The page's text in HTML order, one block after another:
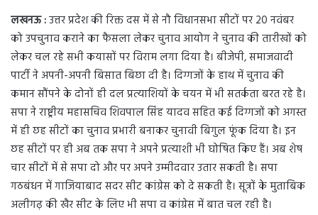
लखनऊ :उत्तर प्रदेश की रिक्त दस में से नौ विधानसभा सीटों पर 20 नवंबर
को उपचुनाव कराने का फैसला लेकर चुनाव आयोग ने चुनाव की तारीखों को
लेकर चल रहे सभी कयासों पर विराम लगा दिया है। बीजेपी, समाजवादी
पार्टी ने अपनी-अपनी बिसात बिछा दी है। दिग्गजों के हाथ में चुनाव की
कमान सौंपने के दोनों ही दल प्रत्याशियों के चयन में भी सतर्कता बरत रहे है।
सपा ने राष्ट्रीय महासचिव शिवपाल सिंह यादव सहित कई दिग्गजों को अगस्त
में ही छह सीटों का चुनाव प्रभारी बनाकर चुनावी बिगुल फूंक दिया है। इन
छह सीटों पर ही अब तक सपा ने अपने प्रत्याशी भी घोषित किए हैं। अब शेष
चार सीटों में से सपा दो और पर अपने उम्मीदवार उतार सकती है। सपा
गठबंधन में गाजियाबाद सदर सीट कांग्रेस को दे सकती है। सूत्रों के मुताबिक
अलीगढ़ की खैर सीट के लिए भी सपा व कांग्रेस में बात चल रही है।